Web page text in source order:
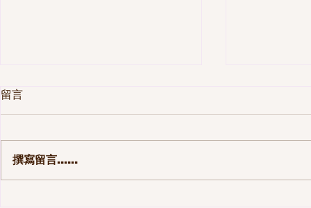
留言
撰寫留言......